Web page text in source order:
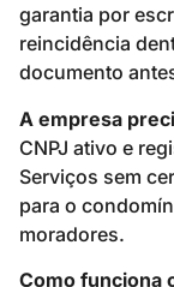
garantia por
reincidência
documento
A empresa
CNPJ ativo e
Serviços sem
para o
moradores.
Como funciona